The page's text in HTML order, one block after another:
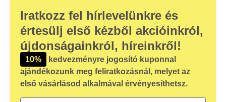
Iratkozz fel hírlevelünkre és
értesülj első kézből akcióinkról,
újdonságainkról, híreinkről!
10%
kedvezményre jogosító kuponnal
ajándékozunk meg feliratkozásnál, melyet az
első vásárlásod alkalmával érvényesíthetsz.